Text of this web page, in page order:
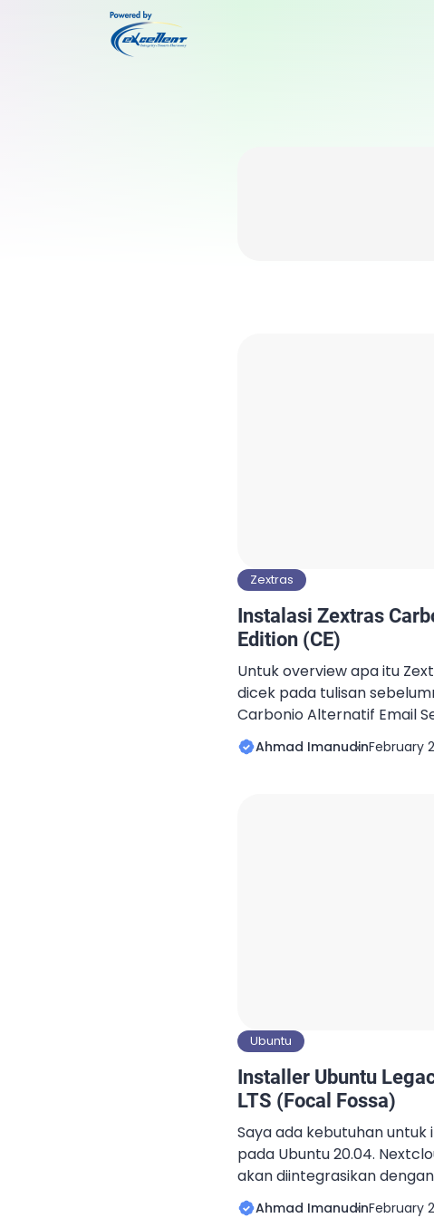
Zextras
Instalasi Zextras
Edition (CE)
Untuk overview apa itu
dicek pada tulisan
Carbonio Alternatif Email
Saat tulisan ini dibuat,
tersedia untuk Ubuntu 18.04
Ahmad ImanudinFebruary
Ubuntu
Installer Ubuntu
LTS (Focal Fossa)
Saya ada kebutuhan untuk
pada Ubuntu 20.04.
akan diintegrasikan
integrasi dengan cloud
Ahmad ImanudinFebruary